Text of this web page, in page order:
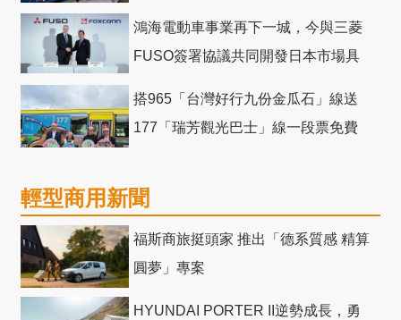
鴻海電動車事業再下一城，今與三菱
FUSO簽署協議共同開發日本市場具
搭965「台灣好行九份金瓜石」線送
177「瑞芳觀光巴士」線一段票免費
輕型商用新聞
福斯商旅挺頭家 推出「德系質感 精算
圓夢」專案
HYUNDAI PORTER II逆勢成長，勇